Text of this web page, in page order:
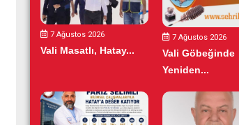
7 Ağustos 2026
Vali Masatlı, Hatay...
7 Ağustos 2026
Vali Göbeğinde
Yeniden...